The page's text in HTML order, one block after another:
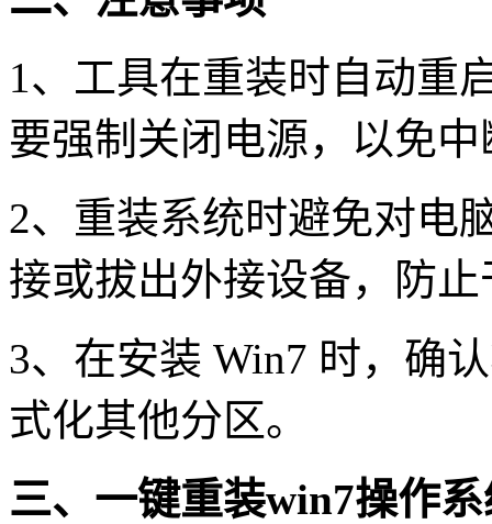
1 、工具在重装时自动重
要强制关闭电源，以免中
2、重装系统时避免对电
接或拔出外接设备，防
3、在安装 Win7 时，确
式化其他分区。
三、一键重装win7操作